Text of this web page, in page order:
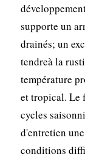
supporte un
drainés; un
tendreà la
température
et tropical. Le
cycles
d'entretien
conditions